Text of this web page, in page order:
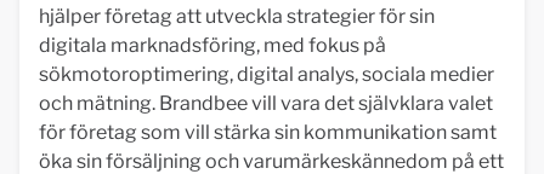
hjälper företag att utveckla strategier för sin
digitala marknadsföring, med fokus på
sökmotoroptimering, digital analys, sociala medier
och mätning. Brandbee vill vara det självklara valet
för företag som vill stärka sin kommunikation samt
öka sin försäljning och varumärkeskännedom på ett